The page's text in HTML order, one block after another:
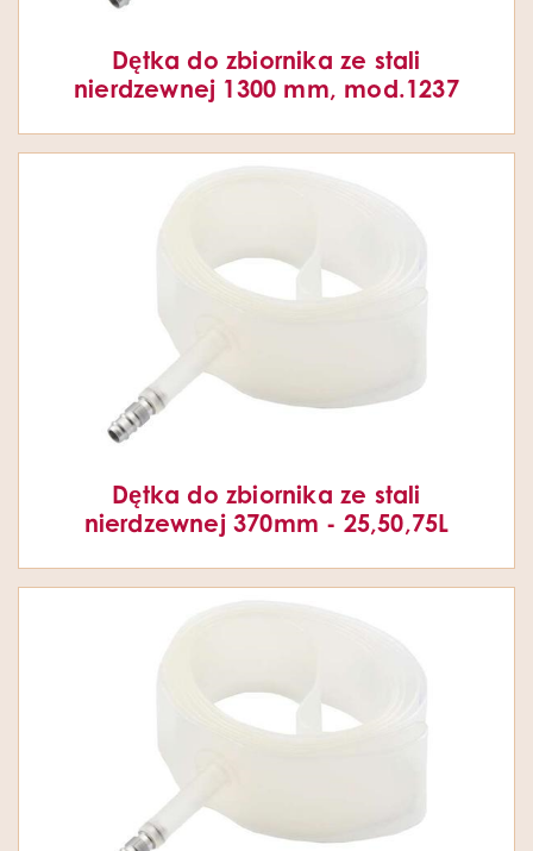
Dętka do zbiornika ze stali
nierdzewnej 1300 mm, mod.1237
Dętka do zbiornika ze stali
nierdzewnej 370mm - 25,50,75L